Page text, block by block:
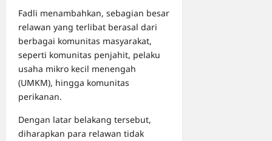
Fadli menambahkan, sebagian besar
relawan yang terlibat berasal dari
berbagai komunitas masyarakat,
seperti komunitas penjahit, pelaku
usaha mikro kecil menengah
(UMKM), hingga komunitas
perikanan.
Dengan latar belakang tersebut,
diharapkan para relawan tidak